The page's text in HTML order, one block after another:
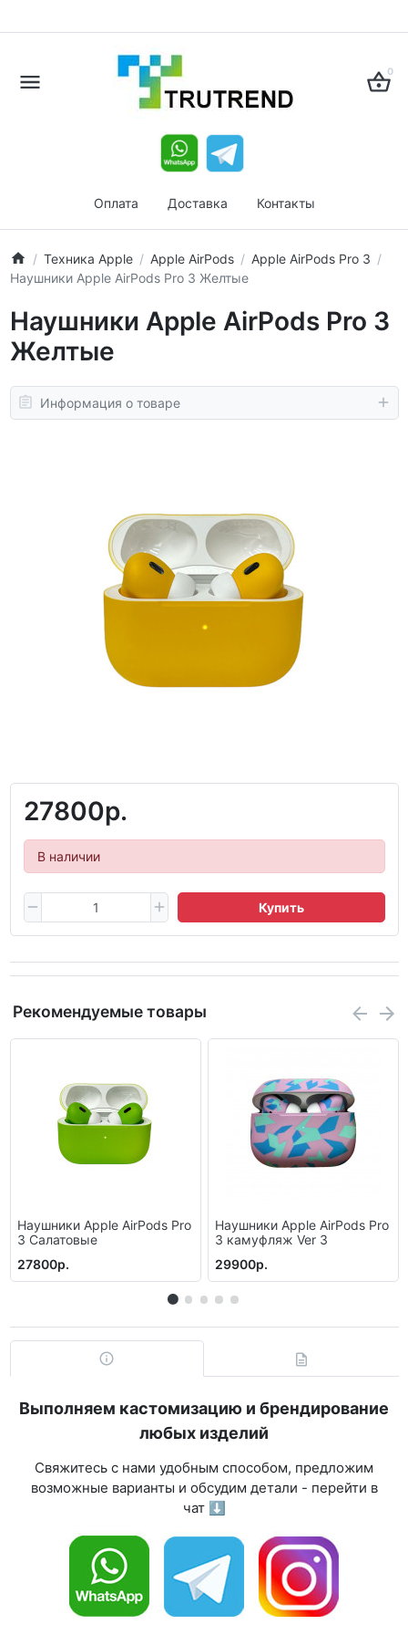
0
Оплата Доставка Контакты
Техника Apple Apple AirPods
Apple AirPods Pro 3
Наушники Apple AirPods Pro 3 Желтые
Наушники Apple AirPods Pro 3
Желтые
Информация о товаре
27800р.
В наличии
Купить
Рекомендуемые товары
Наушники Apple AirPods Pro
3 Салатовые
27800р.
Наушники Apple AirPods Pro
3 камуфляж Ver 3
29900р.
Выполняем кастомизацию и брендирование
любых изделий
Свяжитесь с нами удобным способом, предложим
возможные варианты и обсудим детали - перейти в
чат ⬇